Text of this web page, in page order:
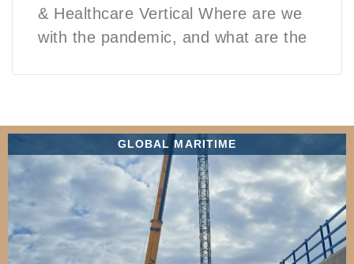
& Healthcare Vertical Where are we
with the pandemic, and what are the
GLOBAL MARITIME